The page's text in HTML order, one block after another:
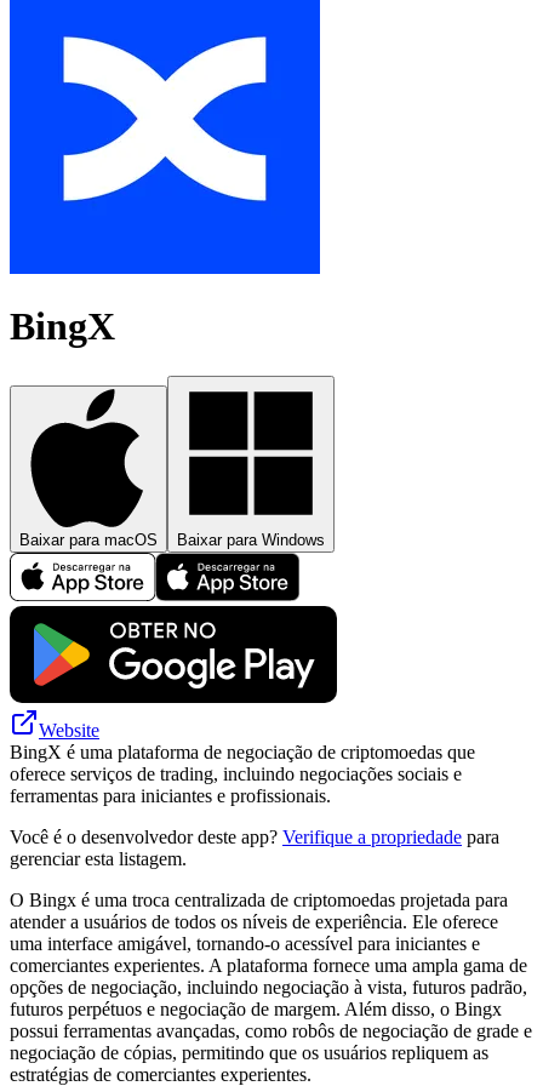
BingX
Baixar para macOS Baixar para Windows
Website
BingX é uma plataforma de negociação de criptomoedas que
oferece serviços de trading, incluindo negociações sociais e
ferramentas para iniciantes e profissionais.
Você é o desenvolvedor deste app? Verifique a propriedade para
gerenciar esta listagem.
O Bingx é uma troca centralizada de criptomoedas projetada para
atender a usuários de todos os níveis de experiência. Ele oferece
uma interface amigável, tornando-o acessível para iniciantes e
comerciantes experientes. A plataforma fornece uma ampla gama de
opções de negociação, incluindo negociação à vista, futuros padrão,
futuros perpétuos e negociação de margem. Além disso, o Bingx
possui ferramentas avançadas, como robôs de negociação de grade e
negociação de cópias, permitindo que os usuários repliquem as
estratégias de comerciantes experientes.